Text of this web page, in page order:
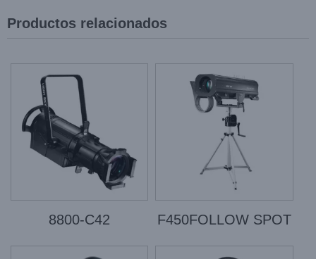
Productos relacionados
8800-C42 F450FOLLOW SPOT